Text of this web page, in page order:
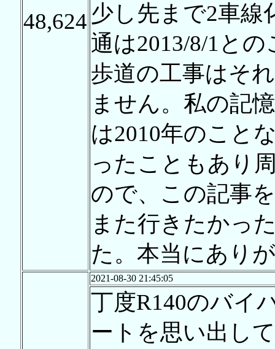
48,624 少し先まで2車線
通は2013/8/1と
歩道の工事はそ
ません。私の記
は2010年のこと
ったこともあり
ので、この記事
また行きたかっ
た。本当にあり
2021-08-30 21:45:05
丁度R140のバイ
ートを思い出し